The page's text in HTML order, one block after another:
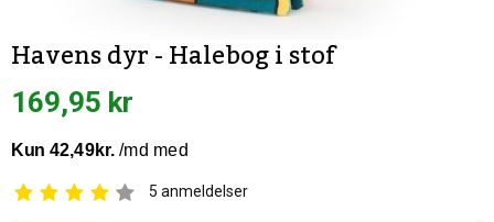
Havens dyr - Halebog i stof
169,95 kr
5 anmeldelser